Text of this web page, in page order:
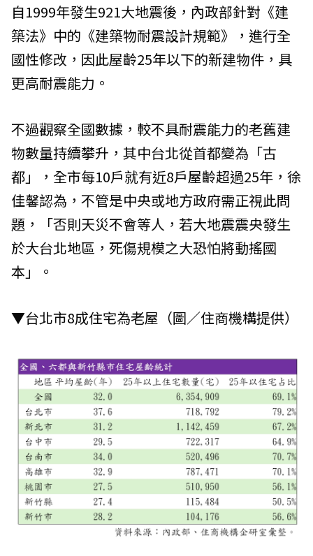
自1999年發生921大地震後，內政部針對《建
築法》中的《建築物耐震設計規範》，進行全
國性修改，因此屋齡25年以下的新建物件，具
更高耐震能力。
不過觀察全國數據，較不具耐震能力的老舊建
物數量持續攀升，其中台北從首都變為「古
都」，全市每10戶就有近8戶屋齡超過25年，徐
佳馨認為，不管是中央或地方政府需正視此問
題，「否則天災不會等人，若大地震震央發生
於大台北地區，死傷規模之大恐怕將動搖國
本」。
▼台北市8成住宅為老屋（圖／住商機構提供）